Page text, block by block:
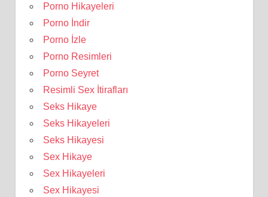
Porno Hikayeleri
Porno İndir
Porno İzle
Porno Resimleri
Porno Seyret
Resimli Sex İtirafları
Seks Hikaye
Seks Hikayeleri
Seks Hikayesi
Sex Hikaye
Sex Hikayeleri
Sex Hikayesi